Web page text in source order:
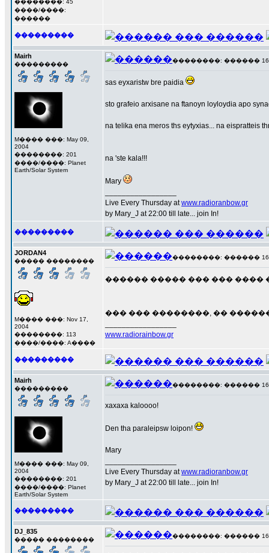
��������: 45
����/����:
������
���������
Mairh
���������
M���� ���: May 09,
2004
��������: 201
����/����: Planet
Earth/Solar System
��������: ������ 16
sas eyxaristw bre paidia
sto grafeio arxisane na ftanoyn loyloydia apo
na telika ena meros ths eytyxias... na eispratteis
na 'ste kala!!!
Mary
Live Every Thursday atwww.radioranbow.gr
by Mary_J at 22:00 till late... join In!
���������
JORDAN4
����� ��������
M���� ���: Nov 17,
2004
��������: 113
����/����: A����
��������: ������ 16
������ ����� ��� ��� ����
��� ��� ��������, ��
www.radiorainbow.gr
���������
Mairh
���������
M���� ���: May 09,
2004
��������: 201
����/����: Planet
Earth/Solar System
��������: ������ 16
xaxaxa kaloooo!
Den tha paraleipsw loipon!
Mary
Live Every Thursday atwww.radioranbow.gr
by Mary_J at 22:00 till late... join In!
���������
DJ_835
����� ��������
��������: ������ 16